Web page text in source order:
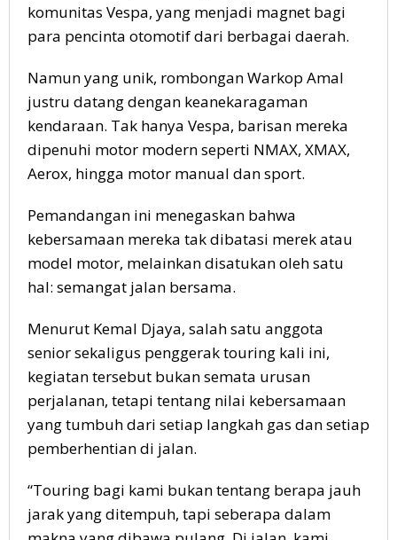
komunitas Vespa, yang menjadi magnet bagi
para pencinta otomotif dari berbagai daerah.
Namun yang unik, rombongan Warkop Amal
justru datang dengan keanekaragaman
kendaraan. Tak hanya Vespa, barisan mereka
dipenuhi motor modern seperti NMAX, XMAX,
Aerox, hingga motor manual dan sport.
Pemandangan ini menegaskan bahwa
kebersamaan mereka tak dibatasi merek atau
model motor, melainkan disatukan oleh satu
hal: semangat jalan bersama.
Menurut Kemal Djaya, salah satu anggota
senior sekaligus penggerak touring kali ini,
kegiatan tersebut bukan semata urusan
perjalanan, tetapi tentang nilai kebersamaan
yang tumbuh dari setiap langkah gas dan setiap
pemberhentian di jalan.
“Touring bagi kami bukan tentang berapa jauh
jarak yang ditempuh, tapi seberapa dalam